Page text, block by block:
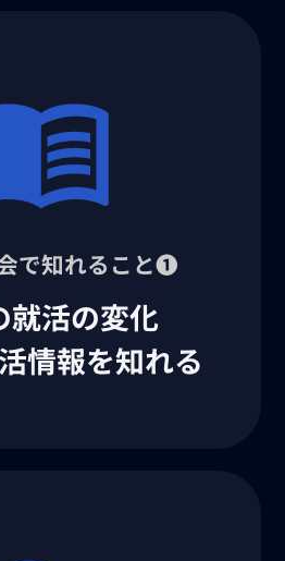
で知れること❶
就活の変化
情報を知れる